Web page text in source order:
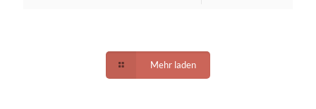
Mehr laden